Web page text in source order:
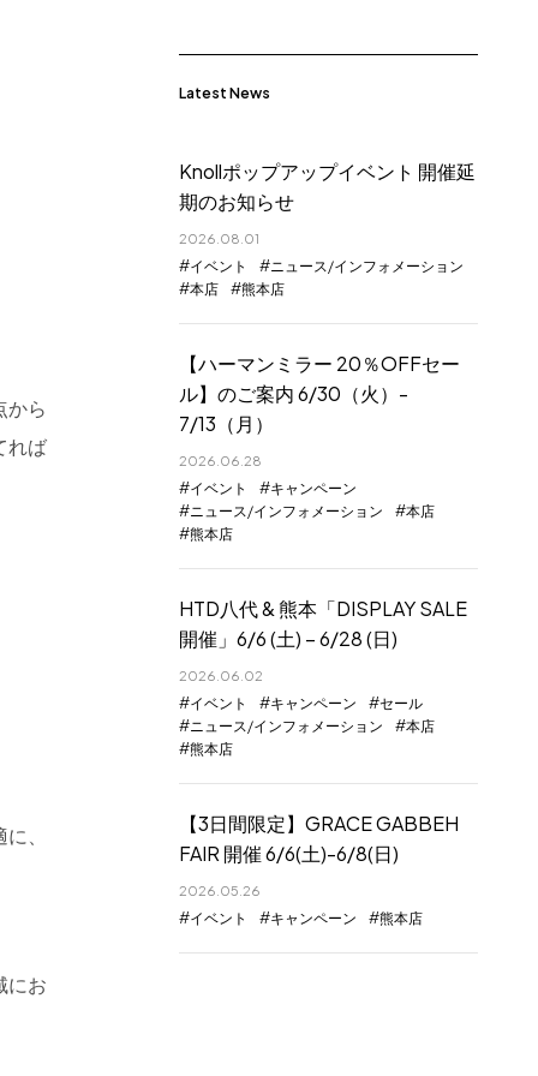
から
れば
、
にお
Latest News
Knollポップアップイベント 開催延
期のお知らせ
2026.08.01
イベント
ニュース/インフォメーション
本店
熊本店
【ハーマンミラー 20％OFFセー
ル】のご案内 6/30（火）-
7/13（月）
2026.06.28
イベント
キャンペーン
ニュース/インフォメーション
本店
熊本店
HTD八代 & 熊本「DISPLAY SALE
開催」6/6 (土) – 6/28 (日)
2026.06.02
イベント キャンペーン
セール
ニュース/インフォメーション
本店
熊本店
【3日間限定】GRACE GABBEH
FAIR 開催 6/6(土)-6/8(日)
2026.05.26
イベント キャンペーン 熊本店